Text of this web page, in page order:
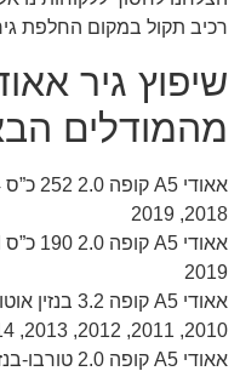
רכיב תקול במקום החלפת
מהמודלים
2018, 2019
2019
2010, 2011, 2012, 2013, 2014, 2015, 2016